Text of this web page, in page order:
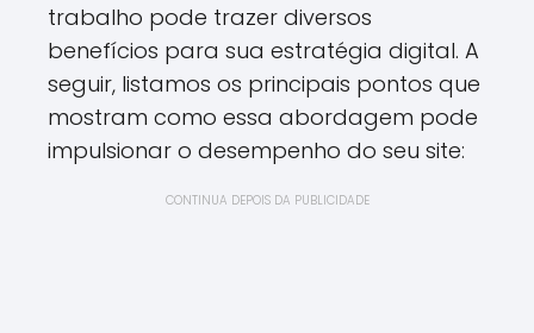
trabalho pode trazer diversos
benefícios para sua estratégia digital. A
seguir, listamos os principais pontos que
mostram como essa abordagem pode
impulsionar o desempenho do seu site:
CONTINUA DEPOIS DA PUBLICIDADE